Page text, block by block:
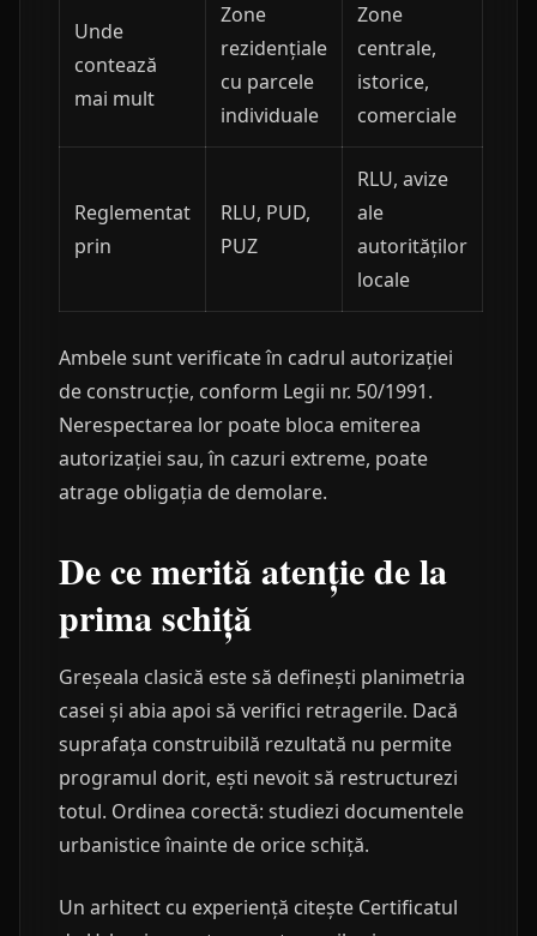
Unde
contează
mai mult
Zone
rezidențiale
cu parcele
individuale
Zone
centrale,
istorice,
comerciale
Reglementat
prin
RLU, PUD,
PUZ
RLU, avize
ale
autorităților
locale
Ambele sunt verificate în cadrul autorizației
de construcție, conform Legii nr. 50/1991.
Nerespectarea lor poate bloca emiterea
autorizației sau, în cazuri extreme, poate
atrage obligația de demolare.
De ce merită atenție de la
prima schiță
Greșeala clasică este să definești planimetria
casei și abia apoi să verifici retragerile. Dacă
suprafața construibilă rezultată nu permite
programul dorit, ești nevoit să restructurezi
totul. Ordinea corectă: studiezi documentele
urbanistice înainte de orice schiță.
Un arhitect cu experiență citește Certificatul